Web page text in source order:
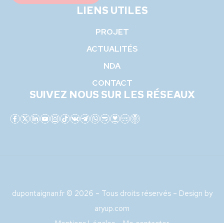
LIENS UTILES
PROJET
ACTUALITÉS
NDA
CONTACT
SUIVEZ NOUS SUR LES RÉSEAUX
dupontaignan.fr © 2026 – Tous droits réservés – Design by
aryup.com